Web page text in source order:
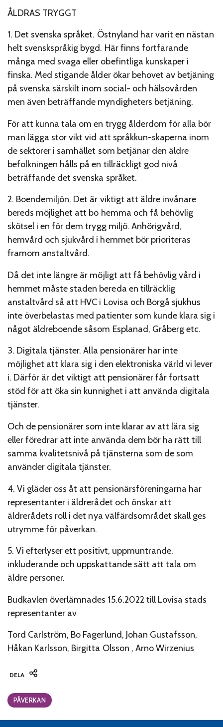
ÅLDRAS TRYGGT
1. Det svenska språket. Östnyland har varit en nästan
helt svenskspråkig bygd. Här finns fortfarande
många med svaga eller obefintliga kunskaper i
finska. Med stigande ålder ökar behovet av betjäning
på svenska särskilt inom social- och hälsovården
men även beträffande myndigheters betjäning.
För att kunna tala om en trygg ålderdom för alla bör
man lägga stor vikt vid att språkkun-skaperna inom
de sektorer i samhället som betjänar den äldre
befolkningen hålls på en tillräckligt god nivå
beträffande det svenska språket.
2. Boendemiljön. Det är viktigt att äldre invånare
bereds möjlighet att bo hemma och få behövlig
skötsel i en för dem trygg miljö. Anhörigvård,
hemvård och sjukvård i hemmet bör prioriteras
framom anstaltvård.
Då det inte längre är möjligt att få behövlig vård i
hemmet måste staden bereda en tillräcklig
anstaltvård så att HVC i Lovisa och Borgå sjukhus
inte överbelastas med patienter som kunde klara sig i
något äldreboende såsom Esplanad, Gråberg etc.
3. Digitala tjänster. Alla pensionärer har inte
möjlighet att klara sig i den elektroniska värld vi lever
i. Därför är det viktigt att pensionärer får fortsatt
stöd för att öka sin kunnighet i att använda digitala
tjänster.
Och de pensionärer som inte klarar av att lära sig
eller föredrar att inte använda dem bör ha rätt till
samma kvalitetsnivå på tjänsterna som de som
använder digitala tjänster.
4. Vi gläder oss åt att pensionärsföreningarna har
representanter i äldrerådet och önskar att
äldrerådets roll i det nya välfärdsområdet skall ges
utrymme för påverkan.
5. Vi efterlyser ett positivt, uppmuntrande,
inkluderande och uppskattande sätt att tala om
äldre personer.
Budkavlen överlämnades 15.6.2022 till Lovisa stads
representanter av
Tord Carlström, Bo Fagerlund, Johan Gustafsson,
Håkan Karlsson, Birgitta Olsson , Arno Wirzenius
DELA
Categories:
PÅVERKAN